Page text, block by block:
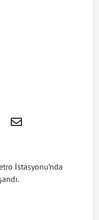
İstasyonu’nda